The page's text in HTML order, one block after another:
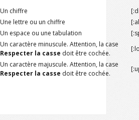
Un chiffre
Une lettre ou un chiffre
Un espace ou une tabulation
Un caractère minuscule. Attention, la case
Respecter la casse doit être cochée.
Un caractère majuscule. Attention, la case
Respecter la casse doit être cochée.